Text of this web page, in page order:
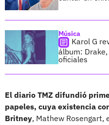
Música
Karol G
álbum:
oficiales
El diario TMZ difundió
papeles, cuya existencia
Britney, Mathew Rosengart,